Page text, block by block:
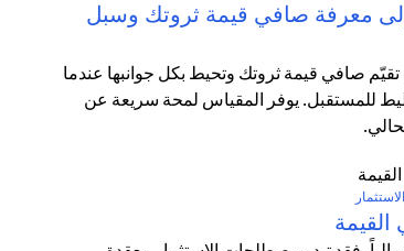
إلى معرفة صافي قيمة ثروتك وسبل
صافي قيمة ثروتك وتحيط بكل جوانبها عندما
للمستقبل. يوفر المقياس لمحة سريعة عن
الاستثمار
القيمة